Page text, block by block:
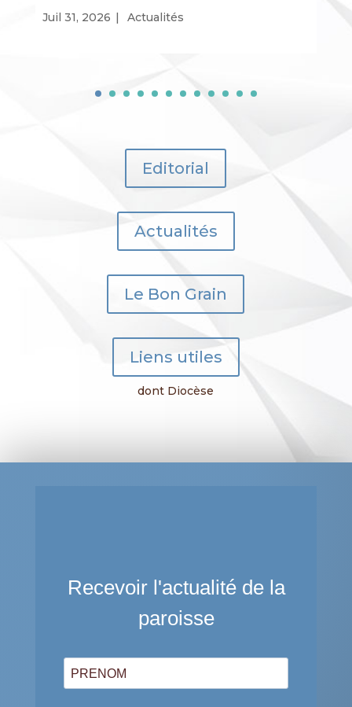
Juil 31, 2026 | Actualités
Editorial
Actualités
Le Bon Grain
Liens utiles
dont Diocèse